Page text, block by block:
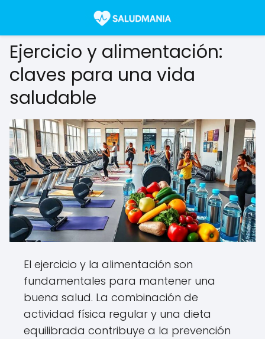
Ejercicio y alimentación:
claves para una vida
saludable
El ejercicio y la alimentación son
fundamentales para mantener una
buena salud. La combinación de
actividad física regular y una dieta
equilibrada contribuye a la prevención